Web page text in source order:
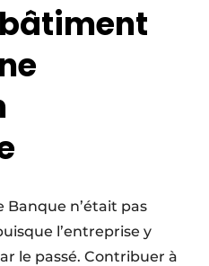
bâtiment
Banque n’était pas
l’entreprise y
le passé. Contribuer à